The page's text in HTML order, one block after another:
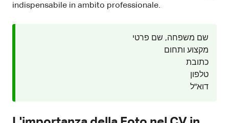
indispensabile in ambito professionale.
שם משפחה, שם פרטי
מקצוע ותחום
כתובת
טלפון
דוא"ל